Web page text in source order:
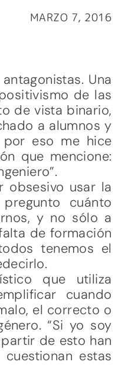
MARZO 7, 2016
Una
de las
de vista binario,
a alumnos y
por eso me hice
que mencione:
obsesivo usar la
cuánto
y no sólo a
de formación
tenemos el
que utiliza
cuando
el correcto o
“Si yo soy
de esto han
estas